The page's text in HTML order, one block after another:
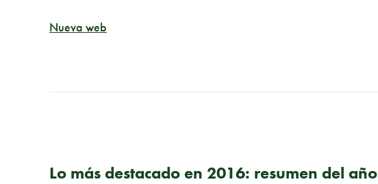
Nueva web
Lo más destacado en 2016: resumen del año